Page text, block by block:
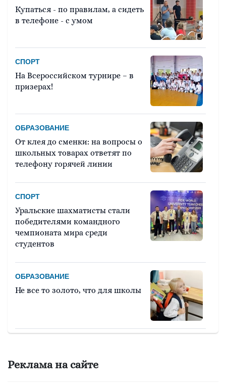
Купаться - по правилам, а сидеть
в телефоне - с умом
СПОРТ
На Всероссийском турнире – в
призерах!
ОБРАЗОВАНИЕ
От клея до сменки: на вопросы о
школьных товарах ответят по
телефону горячей линии
СПОРТ
Уральские шахматисты стали
победителями командного
чемпионата мира среди
студентов
ОБРАЗОВАНИЕ
Не все то золото, что для школы
Ирбите
Реклама на сайте